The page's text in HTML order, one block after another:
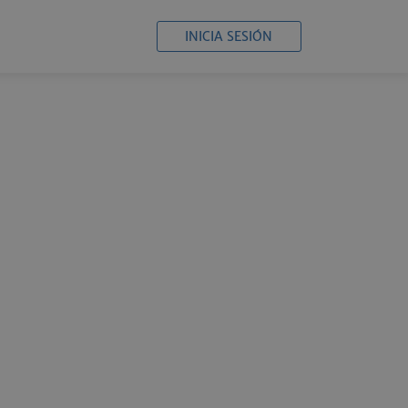
INICIA SESIÓN